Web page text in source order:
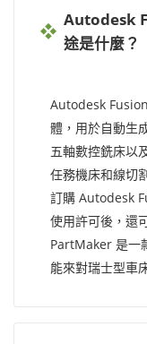
Autodesk
途是什麼？
Autodesk
體，用於自動生
五軸數控銑床以
任務機床和線切
訂購 Autodesk
使用許可後，還
PartMaker 是一
能來對瑞士型車